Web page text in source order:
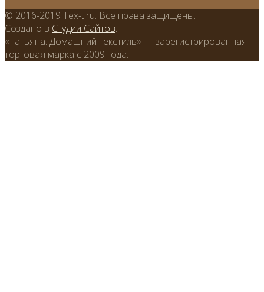
© 2016-2019 Tex-t.ru. Все права защищены.
Создано в Студии Сайтов.
«Татьяна. Домашний текстиль» — зарегистрированная
торговая марка с 2009 года.